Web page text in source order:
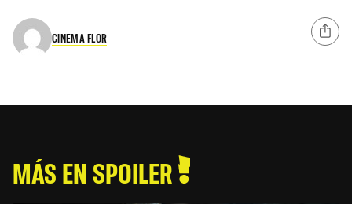
CINEMA FLOR
MÁS EN SPOILER